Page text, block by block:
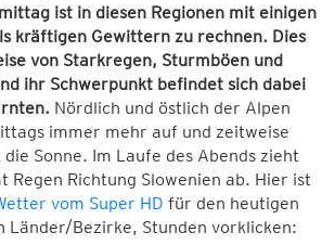
ist in diesen Regionen mit einigen
kräftigen Gewittern zu rechnen. Dies
von Starkregen, Sturmböen und
ihr Schwerpunkt befindet sich dabei
Nördlich und östlich der Alpen
immer mehr auf und zeitweise
Sonne. Im Laufe des Abends zieht
Regen Richtung Slowenien ab. Hier ist
vom Super HD für den heutigen
Länder/Bezirke, Stunden vorklicken: